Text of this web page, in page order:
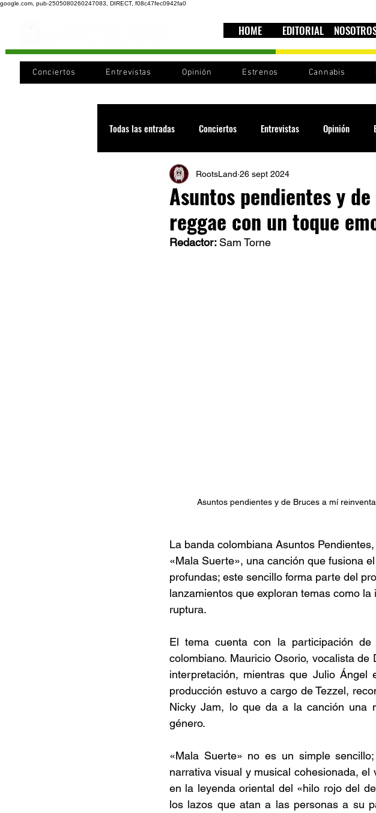
google.com, pub-2505080260247083, DIRECT, f08c47fec0942fa0
HOME EDITORIAL
Conciertos Entrevistas Opinión Estrenos Cannabis
Todas las entradas Conciertos Entrevistas Opinión
Recomendaciones Videos Cultura política
Cultura Cobertura Sound System
Asuntos pendientes y
reggae con un toque
RootsLand 26 sept 2024
Redactor: Sam Torne
Asuntos pendientes y de Bruces a mí
La banda colombiana Asuntos
«Mala Suerte», una canción que fusiona
profundas; este sencillo forma parte del
lanzamientos que exploran temas como
ruptura.
El tema cuenta con la participación
colombiano. Mauricio Osorio, vocalista
interpretación, mientras que Julio
producción estuvo a cargo de Tezzel,
Nicky Jam, lo que da a la canción una
género.
«Mala Suerte» no es un simple
narrativa visual y musical cohesionada, el
en la leyenda oriental del «hilo rojo del
los lazos que atan a las personas a su